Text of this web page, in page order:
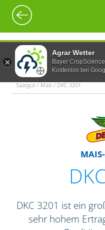
Agrar Wetter
Bayer
Kostenlos bei
Saatgut / Mais / DKC 3201
DKC 3201 ist ein
sehr hohem